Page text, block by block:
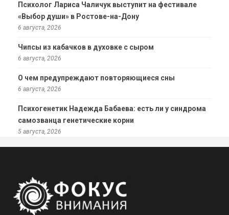
Психолог Лариса Чаличук выступит на фестивале
«Выбор души» в Ростове-на-Дону
6 августа, 2026
Чипсы из кабачков в духовке с сыром
6 августа, 2026
О чем предупреждают повторяющиеся сны
6 августа, 2026
Психогенетик Надежда Бабаева: есть ли у синдрома
самозванца генетические корни
5 августа, 2026